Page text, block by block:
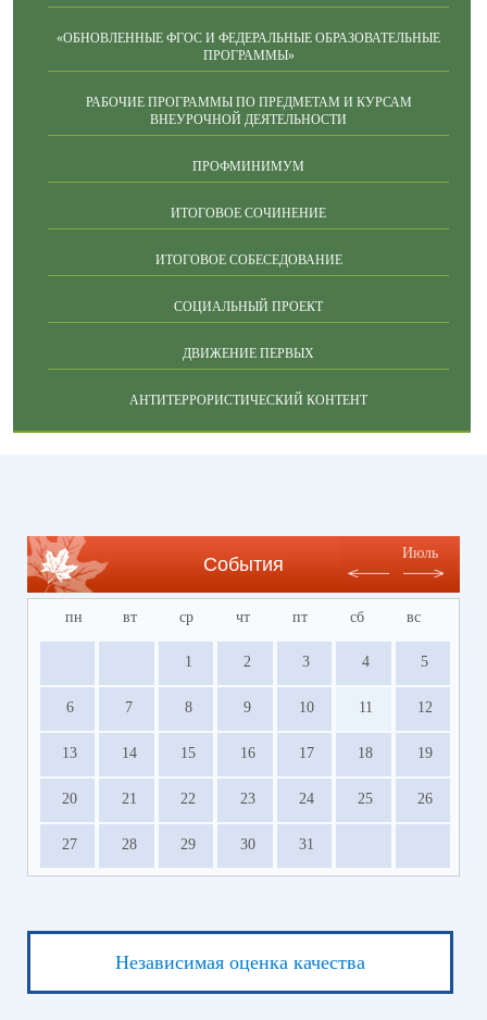
«ОБНОВЛЕННЫЕ ФГОС И ФЕДЕРАЛЬНЫЕ ОБРАЗОВАТЕЛЬНЫЕ
ПРОГРАММЫ»
РАБОЧИЕ ПРОГРАММЫ ПО ПРЕДМЕТАМ И КУРСАМ
ВНЕУРОЧНОЙ ДЕЯТЕЛЬНОСТИ
ПРОФМИНИМУМ
ИТОГОВОЕ СОЧИНЕНИЕ
ИТОГОВОЕ СОБЕСЕДОВАНИЕ
СОЦИАЛЬНЫЙ ПРОЕКТ
ДВИЖЕНИЕ ПЕРВЫХ
АНТИТЕРРОРИСТИЧЕСКИЙ КОНТЕНТ
События
Июль
пн вт ср чт пт сб вс
1 2 3 4 5
6 7 8 9 10 11 12
13 14 15 16 17 18 19
20 21 22 23 24 25 26
27 28 29 30 31
Независимая оценка качества